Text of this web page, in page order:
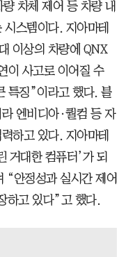
차체 제어 등 차량 내
스템이다. 지아마테
이상의 차량에 QNX
이 사고로 이어질 수
특징”이라고 했다. 블
엔비디아·퀄컴 등 자
하고 있다. 지아마테
거대한 컴퓨터’가 되
“안정성과 실시간 제어
하고 있다”고 했다.